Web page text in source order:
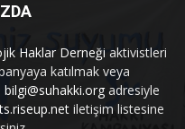
Haklar Derneği aktivistleri
katılmak veya
bilgi@suhakki.orgadresiyle
iletişim listesine